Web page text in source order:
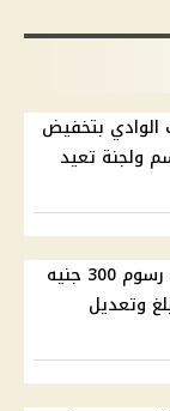
الوادي بتخفيض
ولجنة تعيد
تظلمات الثانوية العامة 2026.. رسوم 300 جنيه
وتعديل